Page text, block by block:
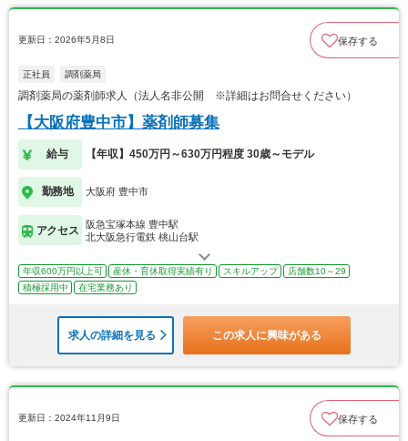
更新日：2026年5月8日 保存する
正社員 調剤薬局
調剤薬局の薬剤師求人（法人名非公開 ※詳細はお問合せください）
【大阪府豊中市】薬剤師募集
給与 【年収】450万円～630万円程度 30歳～モデル
勤務地 大阪府 豊中市
アクセス
阪急宝塚本線 豊中駅
北大阪急行電鉄 桃山台駅
年収600万円以上可 産休・育休取得実績有り スキルアップ
店舗数10～29
積極採用中
在宅業務あり
求人の詳細を見る この求人に興味がある
更新日：2024年11月9日 保存する